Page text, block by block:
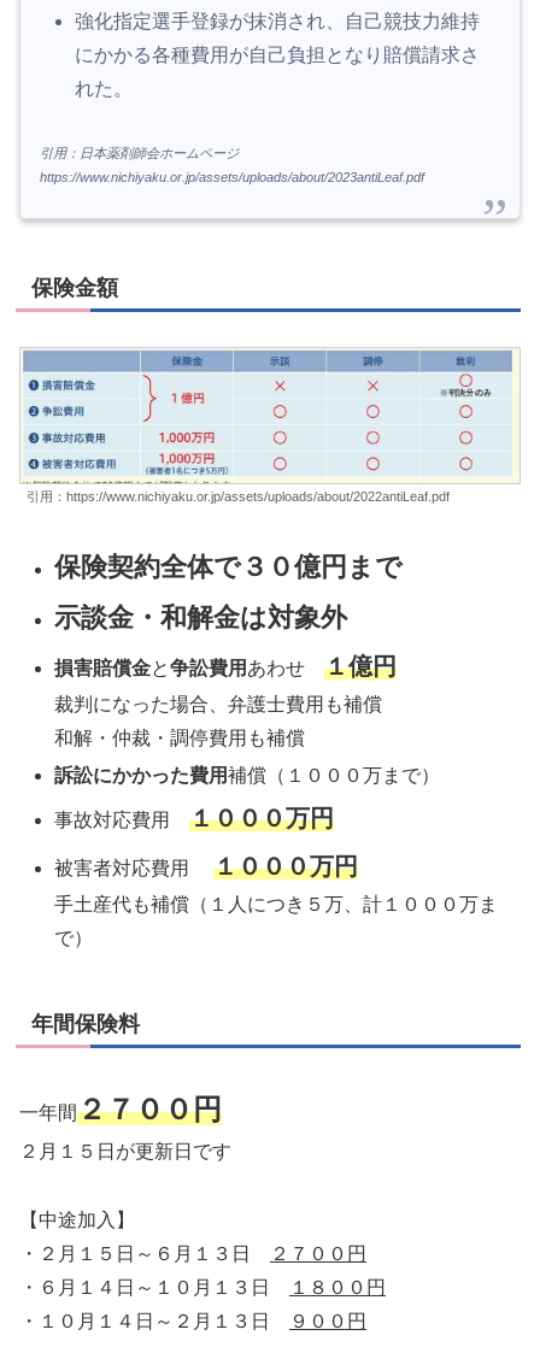
強化指定選手登録が抹消され、自己競技力維持
にかかる各種費用が自己負担となり賠償請求さ
れた。
引用：日本薬剤師会ホームページ
https://www.nichiyaku.or.jp/assets/uploads/about/2023antiLeaf.pdf
保険金額
引用：https://www.nichiyaku.or.jp/assets/uploads/about/2022antiLeaf.pdf
保険契約全体で３０億円まで
示談金・和解金は対象外
損害賠償金と争訟費用 あわせ１億円
裁判になった場合、弁護士費用も補償
和解・仲裁・調停費用も補償
訴訟にかかった費用補償（１０００万まで）
事故対応費用１０００万円
被害者対応費用 １０００万円
手土産代も補償（１人につき５万、計１０００万ま
で）
年間保険料
一年間２７００円
２月１５日が更新日です
【中途加入】
・２月１５日～６月１３日
２７００円
・６月１４日～１０月１３日
１８００円
・１０月１４日～２月１３日
９００円